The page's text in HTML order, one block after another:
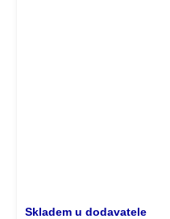
Skladem u dodavatele